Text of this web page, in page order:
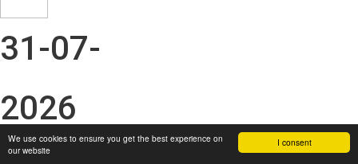
I consent
We use cookies to ensure you get the best experience on
our website
31-07-
2026